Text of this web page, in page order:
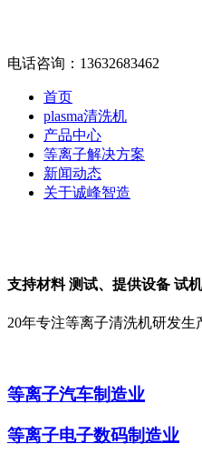
电话咨询：13632683462
首页
plasma清洗机
产品中心
等离子解决方案
新闻动态
关于诚峰智造
支持材料测试、提供设备 试机
20年专注等离子清洗机研发生
等离子汽车制造业
等离子电子数码制造业